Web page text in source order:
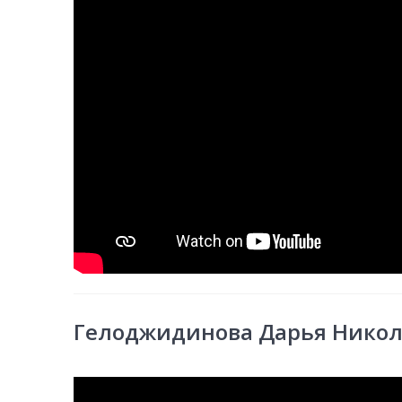
Гелоджидинова Дарья